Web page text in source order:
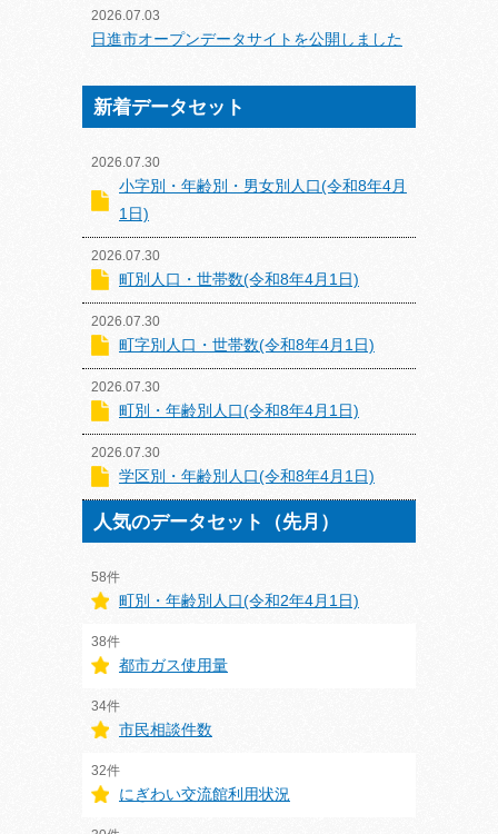
2026.07.03
日進市オープンデータサイトを公開しました
新着データセット
2026.07.30
小字別・年齢別・男女別人口(令和8年4月
1日)
2026.07.30
町別人口・世帯数(令和8年4月1日)
2026.07.30
町字別人口・世帯数(令和8年4月1日)
2026.07.30
町別・年齢別人口(令和8年4月1日)
2026.07.30
学区別・年齢別人口(令和8年4月1日)
人気のデータセット（先月）
58件
町別・年齢別人口(令和2年4月1日)
38件
都市ガス使用量
34件
市民相談件数
32件
にぎわい交流館利用状況